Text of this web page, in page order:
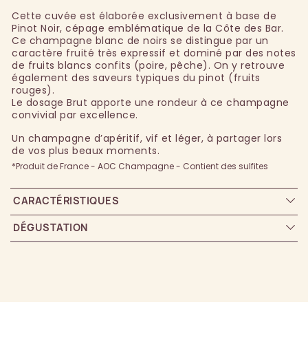
Cette cuvée est élaborée exclusivement à base de
Pinot Noir, cépage emblématique de la Côte des Bar.
Ce champagne blanc de noirs se distingue par un
caractère fruité très expressif et dominé par des notes
de fruits blancs confits (poire, pêche). On y retrouve
également des saveurs typiques du pinot (fruits
rouges).
Le dosage Brut apporte une rondeur à ce champagne
convivial par excellence.
Un champagne d’apéritif, vif et léger, à partager lors
de vos plus beaux moments.
*Produit de France - AOC Champagne - Contient des sulfites
CARACTÉRISTIQUES
DÉGUSTATION